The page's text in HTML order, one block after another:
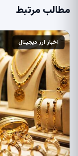
مطالب مرتبط
اخبار ارز دیجیتال